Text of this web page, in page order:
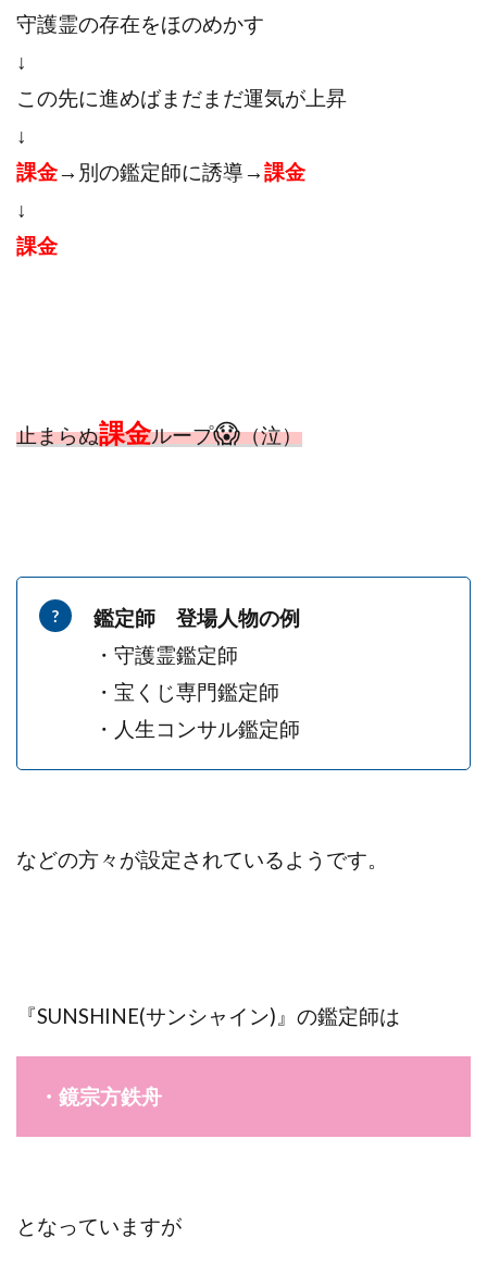
守護霊の存在をほのめかす
↓
この先に進めばまだまだ運気が上昇
↓
課金→別の鑑定師に誘導→課金
↓
課金
止まらぬ課金ループ😱（泣）
鑑定師 登場人物の例
・守護霊鑑定師
・宝くじ専門鑑定師
・人生コンサル鑑定師
などの方々が設定されているようです。
『SUNSHINE(サンシャイン)』の鑑定師は
・鏡宗方鉄舟
となっていますが